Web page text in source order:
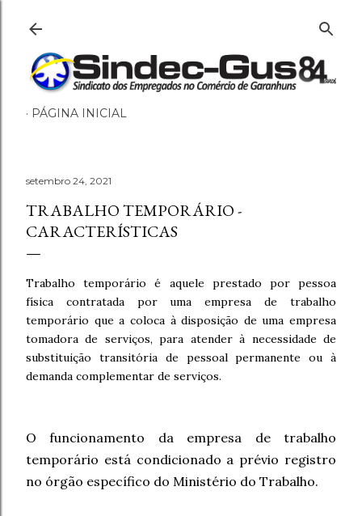
PÁGINA INICIAL
setembro 24, 2021
TRABALHO TEMPORÁRIO -
CARACTERÍSTICAS
Trabalho temporário é aquele prestado por pessoa
física contratada por uma empresa de trabalho
temporário que a coloca à disposição de uma empresa
tomadora de serviços, para atender à necessidade de
substituição transitória de pessoal permanente ou à
demanda complementar de serviços.
O funcionamento da empresa de trabalho
temporário está condicionado a prévio registro
no órgão específico do Ministério do Trabalho.